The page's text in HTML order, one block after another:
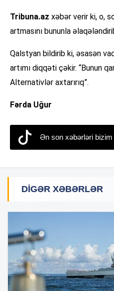
Tribuna.az xəbər verir ki, o,
artmasını bununla
Qalstyan bildirib ki, əsasən
artımı diqqəti çəkir. “Bunun
Alternativlər axtarırıq”.
Fərda Uğur
Ən son xəbərləri
DIGƏR XƏBƏRLƏR